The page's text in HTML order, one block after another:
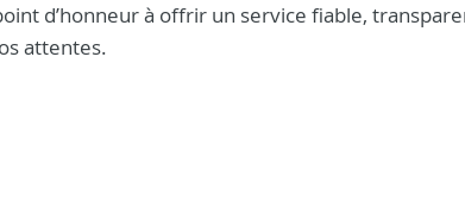
d’honneur à offrir un service fiable,
attentes.